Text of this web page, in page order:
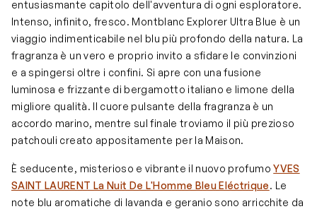
entusiasmante capitolo dell'avventura di ogni esploratore.
Intenso, infinito, fresco. Montblanc Explorer Ultra Blue è un
viaggio indimenticabile nel blu più profondo della natura. La
fragranza è un vero e proprio invito a sfidare le convinzioni
e a spingersi oltre i confini. Si apre con una fusione
luminosa e frizzante di bergamotto italiano e limone della
migliore qualità. Il cuore pulsante della fragranza è un
accordo marino, mentre sul finale troviamo il più prezioso
patchouli creato appositamente per la Maison.
È seducente, misterioso e vibrante il nuovo profumoYVES
SAINT LAURENT La Nuit De L'Homme Bleu Eléctrique. Le
note blu aromatiche di lavanda e geranio sono arricchite da